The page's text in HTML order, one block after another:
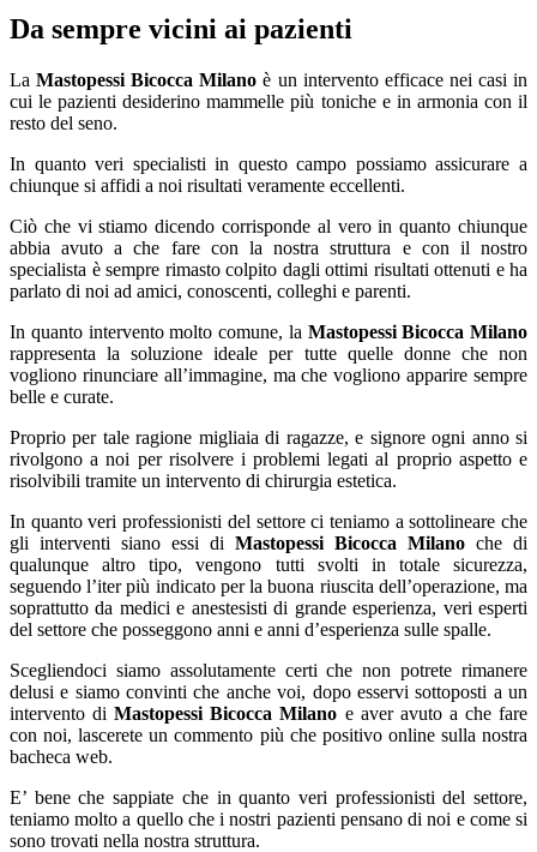
Da sempre vicini ai pazienti
LaMastopessi Bicocca Milano è un intervento efficace nei casi in
cui le pazienti desiderino mammelle più toniche e in armonia con il
resto del seno.
In quanto veri specialisti in questo campo possiamo assicurare a
chiunque si affidi a noi risultati veramente eccellenti.
Ciò che vi stiamo dicendo corrisponde al vero in quanto chiunque
abbia avuto a che fare con la nostra struttura e con il nostro
specialista è sempre rimasto colpito dagli ottimi risultati ottenuti e ha
parlato di noi ad amici, conoscenti, colleghi e parenti.
In quanto intervento molto comune, la Mastopessi Bicocca Milano
rappresenta la soluzione ideale per tutte quelle donne che non
vogliono rinunciare all’immagine, ma che vogliono apparire sempre
belle e curate.
Proprio per tale ragione migliaia di ragazze, e signore ogni anno si
rivolgono a noi per risolvere i problemi legati al proprio aspetto e
risolvibili tramite un intervento di chirurgia estetica.
In quanto veri professionisti del settore ci teniamo a sottolineare che
gli interventi siano essi di Mastopessi Bicocca Milano che di
qualunque altro tipo, vengono tutti svolti in totale sicurezza,
seguendo l’iter più indicato per la buona riuscita dell’operazione, ma
soprattutto da medici e anestesisti di grande esperienza, veri esperti
del settore che posseggono anni e anni d’esperienza sulle spalle.
Scegliendoci siamo assolutamente certi che non potrete rimanere
delusi e siamo convinti che anche voi, dopo esservi sottoposti a un
intervento diMastopessi Bicocca Milano e aver avuto a che fare
con noi, lascerete un commento più che positivo online sulla nostra
bacheca web.
E’ bene che sappiate che in quanto veri professionisti del settore,
teniamo molto a quello che i nostri pazienti pensano di noi e come si
sono trovati nella nostra struttura.